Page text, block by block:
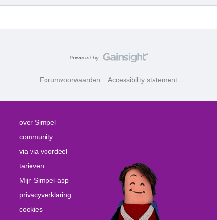
Forumvoorwaarden Accessibility statement
over Simpel
community
via via voordeel
tarieven
Mijn Simpel-app
privacyverklaring
cookies